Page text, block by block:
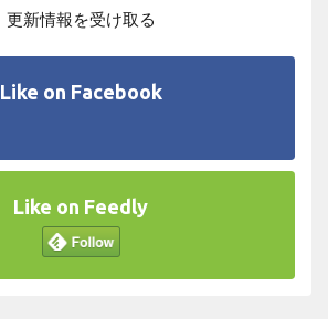
更新情報を受け取る
Like on Facebook
Like on Feedly